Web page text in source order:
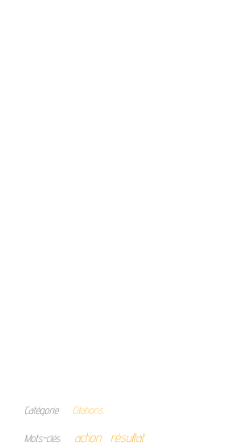
Catégorie Citations
Mots-clés action résultat